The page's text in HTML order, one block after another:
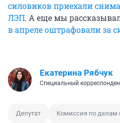
силовиков приехали
ЛЭП. А еще мы
в апреле оштрафовали за
Екатерина Рябчук
Специальный
Депутат Комиссия по делам